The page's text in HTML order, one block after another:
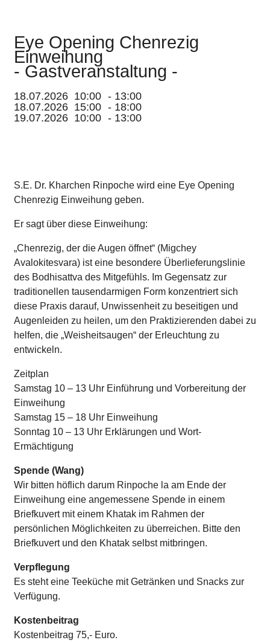
Eye Opening Chenrezig
Einweihung
- Gastveranstaltung -
18.07.2026 10:00 - 13:00
18.07.2026 15:00 - 18:00
19.07.2026 10:00 - 13:00
S.E. Dr. Kharchen Rinpoche wird eine Eye Opening
Chenrezig Einweihung geben.
Er sagt über diese Einweihung:
„Chenrezig, der die Augen öffnet“ (Migchey
Avalokitesvara) ist eine besondere Überlieferungslinie
des Bodhisattva des Mitgefühls. Im Gegensatz zur
traditionellen tausendarmigen Form konzentriert sich
diese Praxis darauf, Unwissenheit zu beseitigen und
Augenleiden zu heilen, um den Praktizierenden dabei zu
helfen, die „Weisheitsaugen“ der Erleuchtung zu
entwickeln.
Zeitplan
Samstag 10 – 13 Uhr Einführung und Vorbereitung der
Einweihung
Samstag 15 – 18 Uhr Einweihung
Sonntag 10 – 13 Uhr Erklärungen und Wort-
Ermächtigung
Spende (Wang)
Wir bitten höflich darum Rinpoche la am Ende der
Einweihung eine angemessene Spende in einem
Briefkuvert mit einem Khatak im Rahmen der
persönlichen Möglichkeiten zu überreichen. Bitte den
Briefkuvert und den Khatak selbst mitbringen.
Verpflegung
Es steht eine Teeküche mit Getränken und Snacks zur
Verfügung.
Kostenbeitrag
Kostenbeitrag 75,- Euro.